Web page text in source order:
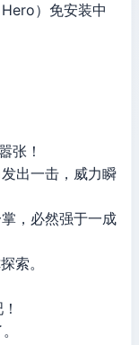
）免安装中
张！
出一击，威力瞬
，必然强于一成
索。